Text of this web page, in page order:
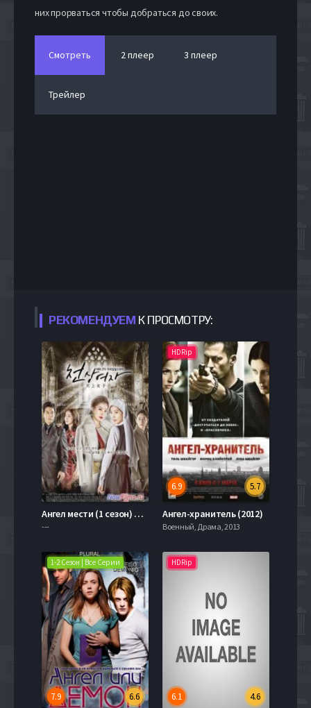
них прорваться чтобы добраться до своих.
Смотреть 2 плеер 3 плеер
Трейлер
РЕКОМЕНДУЕМ К ПРОСМОТРУ:
Ангел мести (1 сезон) 1 Серия
---
HDRip
5.7
6.9
Ангел-хранитель (2012)
Военный, Драма, 2013
1-2 Сезон | Все Серии
6.6
7.9
HDRip
4.6
6.1